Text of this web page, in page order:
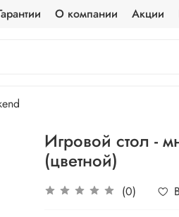
О компании Акции
Игровой стол -
(цветной)
(0)